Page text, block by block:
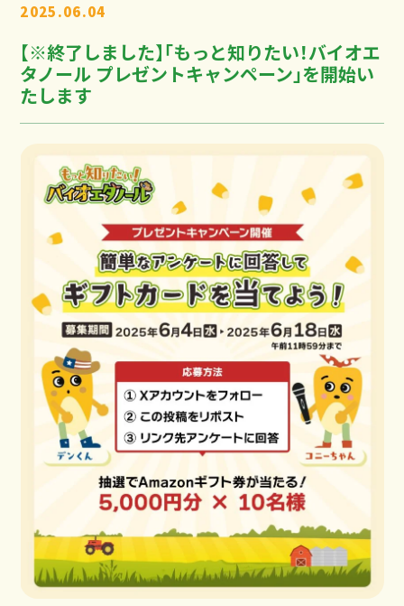
アメリカ視察記
用語解説
レポート・リリース
メディア・報道関係お問い合わせ
2025.06.04
【※終了しました】「もっと知りたい！バイオエ
タノール プレゼントキャンペーン」を開始い
たします